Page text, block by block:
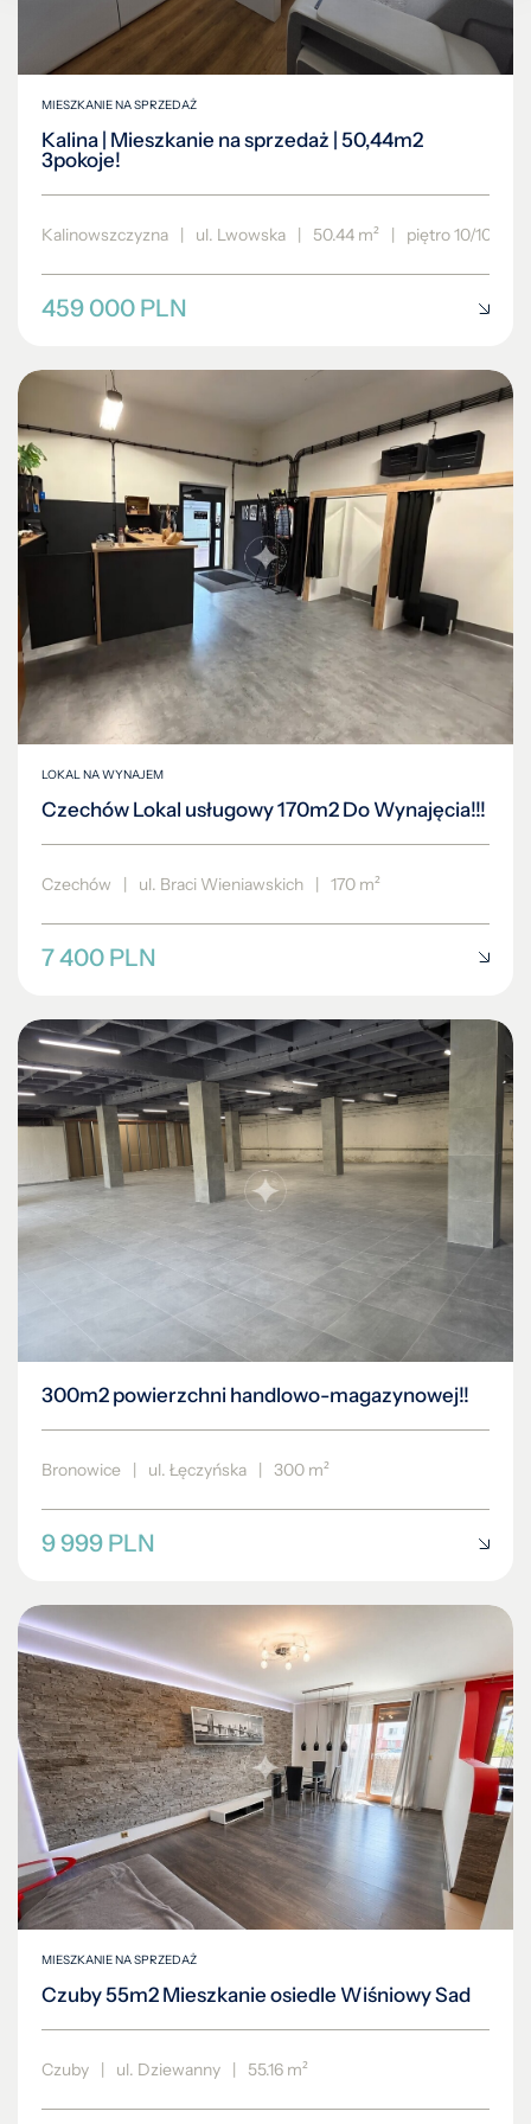
MIESZKANIE NA SPRZEDAŻ
Kalina | Mieszkanie na sprzedaż | 50,44m2
3pokoje!
Kalinowszczyzna | ul. Lwowska | 50.44 m² | piętro 10/10
459 000 PLN
LOKAL NA WYNAJEM
Czechów Lokal usługowy 170m2 Do Wynajęcia!!!
Czechów | ul. Braci Wieniawskich | 170 m²
7 400 PLN
300m2 powierzchni handlowo-magazynowej!!
Bronowice ul. Łęczyńska 300 m²
9 999 PLN
MIESZKANIE NA SPRZEDAŻ
Czuby 55m2 Mieszkanie osiedle Wiśniowy Sad
Czuby | ul. Dziewanny | 55.16 m²